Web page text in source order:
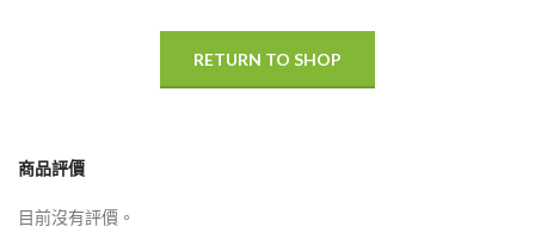
RETURN TO SHOP
商品評價
目前沒有評價。